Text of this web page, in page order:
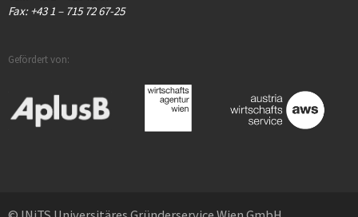
Fax: +43 1 – 715 72 67-25
Gefördert von: